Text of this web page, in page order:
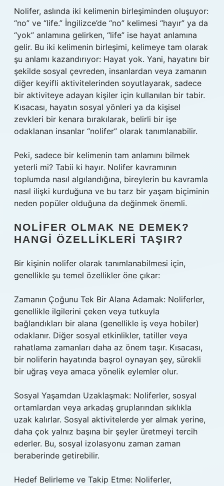
Nolifer, aslında iki kelimenin birleşiminden oluşuyor:
“no” ve “life.” İngilizce’de “no” kelimesi “hayır” ya da
“yok” anlamına gelirken, “life” ise hayat anlamına
gelir. Bu iki kelimenin birleşimi, kelimeye tam olarak
şu anlamı kazandırıyor: Hayat yok. Yani, hayatını bir
şekilde sosyal çevreden, insanlardan veya zamanın
diğer keyifli aktivitelerinden soyutlayarak, sadece
bir aktiviteye adayan kişiler için kullanılan bir tabir.
Kısacası, hayatın sosyal yönleri ya da kişisel
zevkleri bir kenara bırakılarak, belirli bir işe
odaklanan insanlar “nolifer” olarak tanımlanabilir.
Peki, sadece bir kelimenin tam anlamını bilmek
yeterli mi? Tabii ki hayır. Nolifer kavramının
toplumda nasıl algılandığına, bireylerin bu kavramla
nasıl ilişki kurduğuna ve bu tarz bir yaşam biçiminin
neden popüler olduğuna da değinmek önemli.
NOLIFER OLMAK NE DEMEK?
HANGI ÖZELLIKLERI TAŞIR?
Bir kişinin nolifer olarak tanımlanabilmesi için,
genellikle şu temel özellikler öne çıkar:
Zamanın Çoğunu Tek Bir Alana Adamak: Noliferler,
genellikle ilgilerini çeken veya tutkuyla
bağlandıkları bir alana (genellikle iş veya hobiler)
odaklanır. Diğer sosyal etkinlikler, tatiller veya
rahatlama zamanları daha az önem taşır. Kısacası,
bir noliferin hayatında başrol oynayan şey, sürekli
bir uğraş veya amaca yönelik eylemler olur.
Sosyal Yaşamdan Uzaklaşmak: Noliferler, sosyal
ortamlardan veya arkadaş gruplarından sıklıkla
uzak kalırlar. Sosyal aktivitelerde yer almak yerine,
daha çok yalnız başına bir şeyler üretmeyi tercih
ederler. Bu, sosyal izolasyonu zaman zaman
beraberinde getirebilir.
Hedef Belirleme ve Takip Etme: Noliferler,